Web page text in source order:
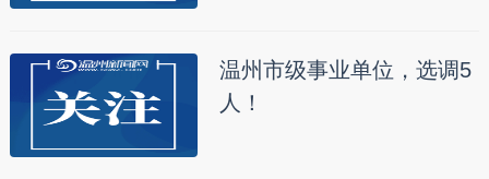
温州市级事业单位，选调5
人！